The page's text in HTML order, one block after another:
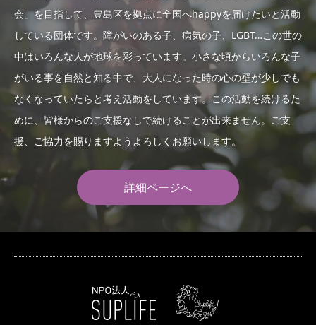
会」を目指して、豊島区を拠点に全国へhappyを届けたいと活動
している団体です。障がいのある子、病気の子、LGBT…この世の
中はいろんな人が地球を彩っています。小さな頃からいろんな子
がいる事を自然と知る中で、大人になった時の心の壁が少しでも
なくなっていたらと考え活動をしています。この活動を続けるた
めに、皆様からのご支援なしで続けることが出来ません。ご支
援、ご協力を賜りますようよろしくお願いします。
詳細ページへ